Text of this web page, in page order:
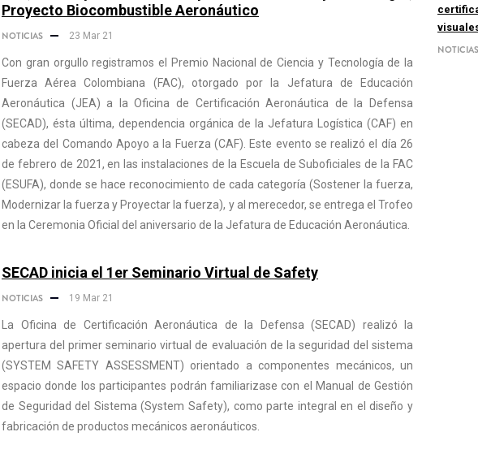
Proyecto Biocombustible Aeronáutico
NOTICIAS 23 Mar 21
Con gran orgullo registramos el Premio Nacional de Ciencia y Tecnología de la
Fuerza Aérea Colombiana (FAC), otorgado por la Jefatura de Educación
Aeronáutica (JEA) a la Oficina de Certificación Aeronáutica de la Defensa
(SECAD), ésta última, dependencia orgánica de la Jefatura Logística (CAF) en
cabeza del Comando Apoyo a la Fuerza (CAF). Este evento se realizó el día 26
de febrero de 2021, en las instalaciones de la Escuela de Suboficiales de la FAC
(ESUFA), donde se hace reconocimiento de cada categoría (Sostener la fuerza,
Modernizar la fuerza y Proyectar la fuerza), y al merecedor, se entrega el Trofeo
en la Ceremonia Oficial del aniversario de la Jefatura de Educación Aeronáutica.
SECAD inicia el 1er Seminario Virtual de Safety
NOTICIAS 19 Mar 21
La Oficina de Certificación Aeronáutica de la Defensa (SECAD) realizó la
apertura del primer seminario virtual de evaluación de la seguridad del sistema
(SYSTEM SAFETY ASSESSMENT) orientado a componentes mecánicos, un
espacio donde los participantes podrán familiarizase con el Manual de Gestión
de Seguridad del Sistema (System Safety), como parte integral en el diseño y
fabricación de productos mecánicos aeronáuticos.
NOTICIAS